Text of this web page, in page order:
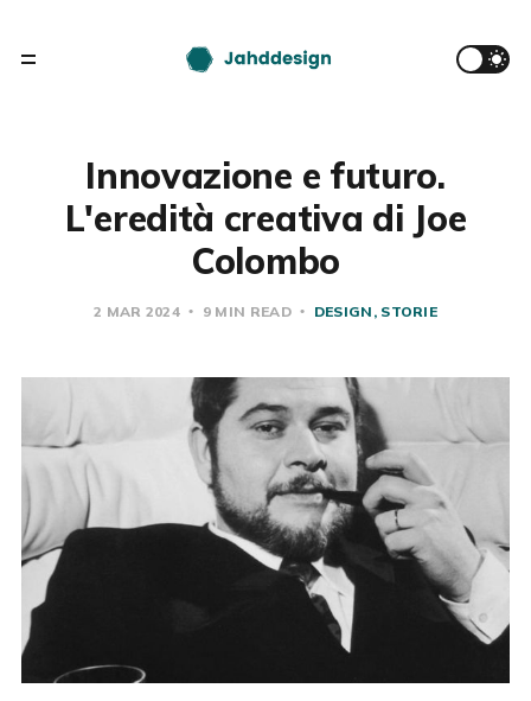
Innovazione e futuro.
L'eredità creativa di Joe
Colombo
2 MAR 2024 9 MIN READ DESIGN STORIE